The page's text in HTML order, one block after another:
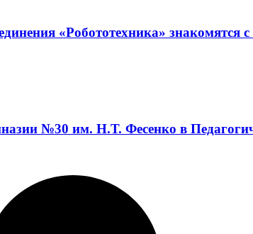
«Робототехника» знакомятся
№30 им. Н.Т. Фесенко в